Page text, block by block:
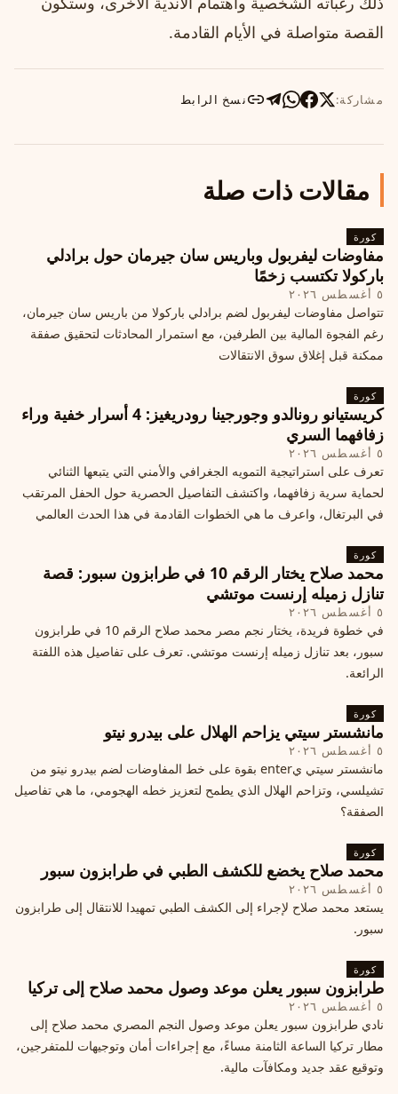
القصة متواصلة في الأيام القادمة.
مشاركة: نسخ الرابط
مقالات ذات صلة
كورة
مفاوضات ليفربول وباريس سان جيرمان حول برادلي
باركولا تكتسب زخمًا
٥ أغسطس ٢٠٢٦
تتواصل مفاوضات ليفربول لضم برادلي باركولا من باريس سان جيرمان،
رغم الفجوة المالية بين الطرفين، مع استمرار المحادثات لتحقيق صفقة
ممكنة قبل إغلاق سوق الانتقالات
كورة
كريستيانو رونالدو وجورجينا رودريغيز: 4 أسرار خفية وراء
زفافهما السري
٥ أغسطس ٢٠٢٦
تعرف على استراتيجية التمويه الجغرافي والأمني التي يتبعها الثنائي
لحماية سرية زفافهما، واكتشف التفاصيل الحصرية حول الحفل المرتقب
في البرتغال، واعرف ما هي الخطوات القادمة في هذا الحدث العالمي
كورة
محمد صلاح يختار الرقم 10 في طرابزون سبور: قصة
تنازل زميله إرنست موتشي
٥ أغسطس ٢٠٢٦
في خطوة فريدة، يختار نجم مصر محمد صلاح الرقم 10 في طرابزون
سبور، بعد تنازل زميله إرنست موتشي. تعرف على تفاصيل هذه اللفتة
الرائعة.
كورة
مانشستر سيتي يزاحم الهلال على بيدرو نيتو
٥ أغسطس ٢٠٢٦
مانشستر سيتي يenter بقوة على خط المفاوضات لضم بيدرو نيتو من
تشيلسي، وتزاحم الهلال الذي يطمح لتعزيز خطه الهجومي، ما هي تفاصيل
الصفقة؟
كورة
محمد صلاح يخضع للكشف الطبي في طرابزون سبور
٥ أغسطس ٢٠٢٦
يستعد محمد صلاح لإجراء إلى الكشف الطبي تمهيدا للانتقال إلى طرابزون
سبور.
كورة
طرابزون سبور يعلن موعد وصول محمد صلاح إلى تركيا
٥ أغسطس ٢٠٢٦
نادي طرابزون سبور يعلن موعد وصول النجم المصري محمد صلاح إلى
مطار تركيا الساعة الثامنة مساءً، مع إجراءات أمان وتوجيهات للمتفرجين،
وتوقيع عقد جديد ومكافآت مالية.